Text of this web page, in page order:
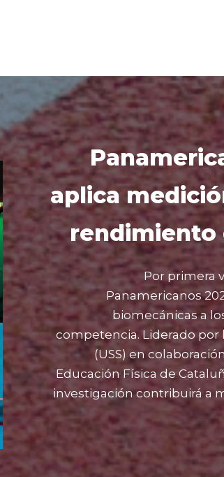
aplica
rendimiento
Por primera
Panamericanos
biomecánicas a
competencia. Liderado por
(USS) en
Educación Física de
investigación contribuirá a